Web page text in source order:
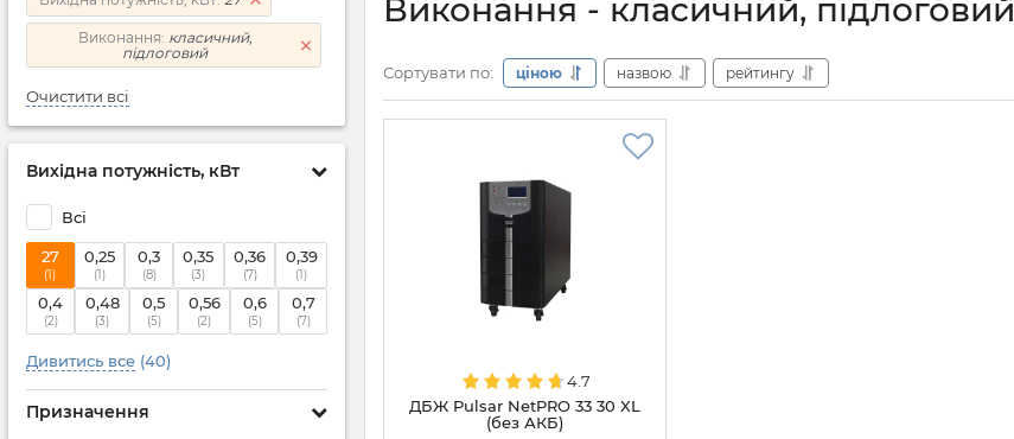
Виконання: класичний,
підлоговий
Очистити всі
Вихідна потужність, кВт
Всі
27
(1)
0,25
(1)
0,3
(8)
0,35
(3)
0,36
(7)
0,39
(1)
0,4
(2)
0,48
(3)
0,5
(5)
0,56
(2)
0,6
(5)
0,7
(7)
Дивитись все (40)
Призначення
Виконання - класичний, підлоговий
Сортувати по: ціною назвою рейтингу
4.7
ДБЖ Pulsar NetPRO 33 30 XL
(без АКБ)